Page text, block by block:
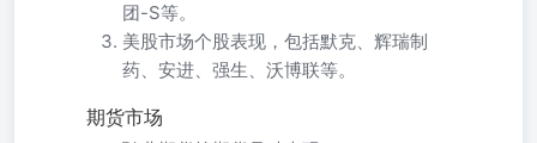
团-S等。
美股市场个股表现，包括默克、辉瑞制
药、安进、强生、沃博联等。
期货市场